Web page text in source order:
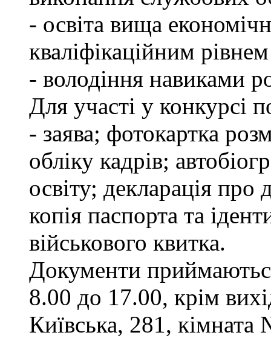
- освіта вища
кваліфікаційним
- володіння навиками
Для участі у конкурсі
- заява; фотокартка
обліку кадрів;
освіту; декларація
копія паспорта та
військового квитка.
Документи
8.00 до 17.00, крім
Київська, 281,